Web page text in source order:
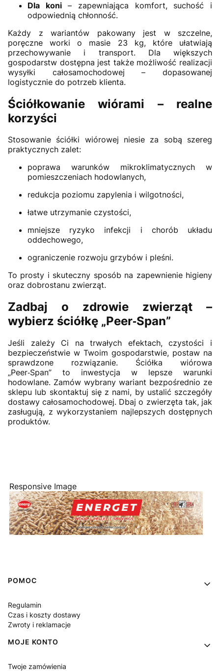
Dla koni– zapewniająca komfort, suchość i
odpowiednią chłonność.
Każdy z wariantów pakowany jest w szczelne,
poręczne worki o masie 23 kg, które ułatwiają
przechowywanie i transport. Dla większych
gospodarstw dostępna jest także możliwość realizacji
wysyłki całosamochodowej – dopasowanej
logistycznie do potrzeb klienta.
Ściółkowanie wiórami – realne
korzyści
Stosowanie ściółki wiórowej niesie za sobą szereg
praktycznych zalet:
poprawa warunków mikroklimatycznych w
pomieszczeniach hodowlanych,
redukcja poziomu zapylenia i wilgotności,
łatwe utrzymanie czystości,
mniejsze ryzyko infekcji i chorób układu
oddechowego,
ograniczenie rozwoju grzybów i pleśni.
To prosty i skuteczny sposób na zapewnienie higieny
oraz dobrostanu zwierząt.
Zadbaj o zdrowie zwierząt –
wybierz ściółkę „Peer‑Span”
Jeśli zależy Ci na trwałych efektach, czystości i
bezpieczeństwie w Twoim gospodarstwie, postaw na
sprawdzone rozwiązanie. Ściółka wiórowa
„Peer‑Span” to inwestycja w lepsze warunki
hodowlane. Zamów wybrany wariant bezpośrednio ze
sklepu lub skontaktuj się z nami, by ustalić szczegóły
dostawy całosamochodowej. Dbaj o zwierzęta tak, jak
zasługują, z wykorzystaniem najlepszych dostępnych
produktów.
Responsive Image
Linki w stopce
POMOC
Regulamin
Czas i koszty dostawy
Zwroty i reklamacje
MOJE KONTO
Twoje zamówienia